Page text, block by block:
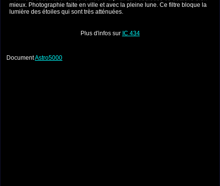
mieux. Photographie faite en ville et avec la pleine lune. Ce filtre bloque la
lumière des étoiles qui sont très atténuées.
Plus d'infos sur IC 434
DocumentAstro5000